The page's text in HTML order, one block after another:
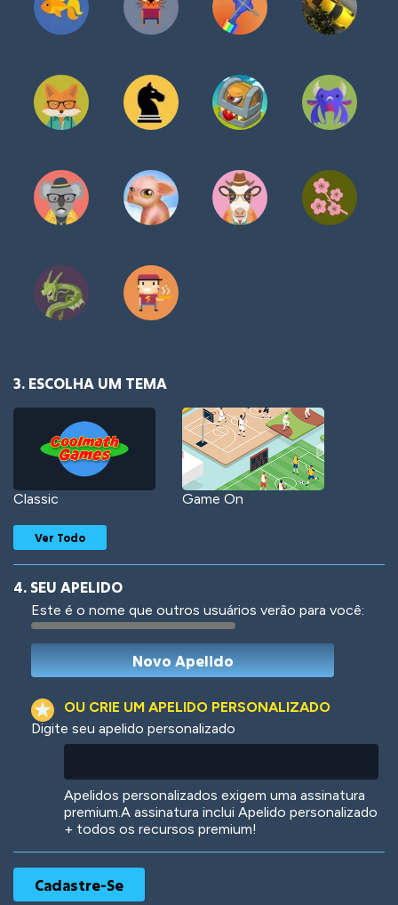
3. ESCOLHA UM TEMA
Classic Game On
Woof Jungle Cats
Ver Todo
4. SEU APELIDO
Este é o nome que outros usuários verão para você:
OU CRIE UM APELIDO PERSONALIZADO
Digite seu apelido personalizado
Apelidos personalizados exigem uma assinatura
premium.A assinatura inclui Apelido personalizado
+ todos os recursos premium!